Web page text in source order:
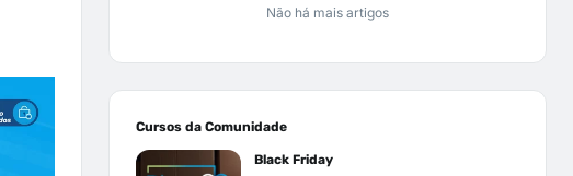
Não há mais artigos
Cursos da Comunidade
Black Friday